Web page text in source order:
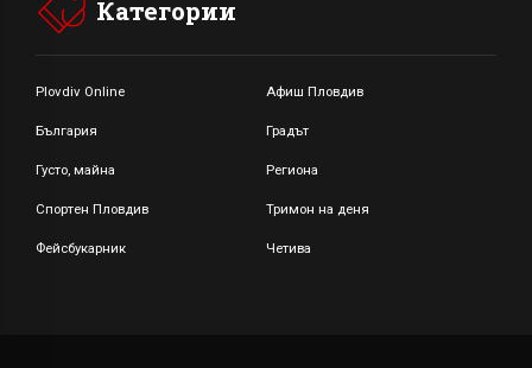
Категории
Plovdiv Online Афиш Пловдив
България Градът
Густо, майна Региона
Спортен Пловдив Тримон на деня
Фейсбукарник Четива